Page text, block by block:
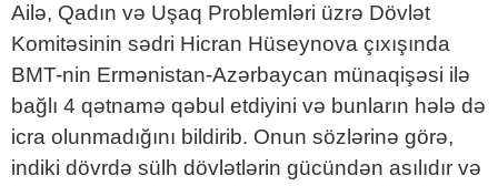
Ailə, Qadın və Uşaq Problemləri üzrə Dövlət
Komitəsinin sədri Hicran Hüseynova çıxışında
BMT-nin Ermənistan-Azərbaycan münaqişəsi ilə
bağlı 4 qətnamə qəbul etdiyini və bunların hələ də
icra olunmadığını bildirib. Onun sözlərinə görə,
indiki dövrdə sülh dövlətlərin gücündən asılıdır və